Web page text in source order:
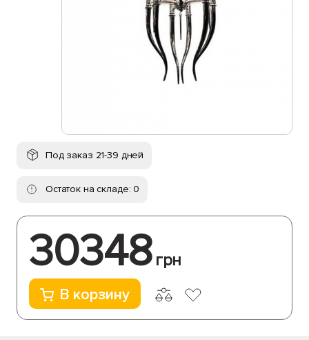
Под заказ 21-39 дней
Остаток на складе: 0
30348 грн
В корзину